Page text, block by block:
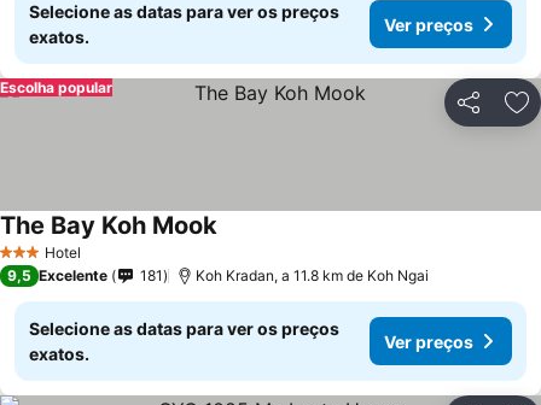
Selecione as datas para ver os preços
exatos.
Ver preços
Partilhar
Escolha popular
3 EstrelasHotel
The Bay Koh Mook
9,5 Excelente 181 Koh Kradan, a 11.8 km de Koh Ngai
Selecione as datas para ver os preços
exatos.
Ver preços